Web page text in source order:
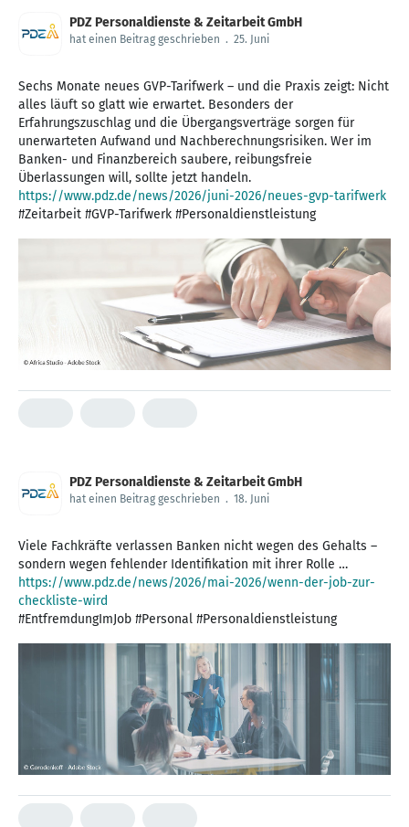
PDZ Personaldienste & Zeitarbeit GmbH
hat einen Beitrag geschrieben . 25. Juni
Sechs Monate neues GVP-Tarifwerk – und die Praxis zeigt: Nicht
alles läuft so glatt wie erwartet. Besonders der
Erfahrungszuschlag und die Übergangsverträge sorgen für
unerwarteten Aufwand und Nachberechnungsrisiken. Wer im
Banken- und Finanzbereich saubere, reibungsfreie
https://www.pdz.de/news/2026/juni-2026/neues-gvp-tarifwerk
#Zeitarbeit #GVP-Tarifwerk #Personaldienstleistung
PDZ Personaldienste & Zeitarbeit GmbH
hat einen Beitrag geschrieben . 18. Juni
Viele Fachkräfte verlassen Banken nicht wegen des Gehalts –
https://www.pdz.de/news/2026/mai-2026/wenn-der-job-zur-
checkliste-wird
#EntfremdungImJob #Personal #Personaldienstleistung